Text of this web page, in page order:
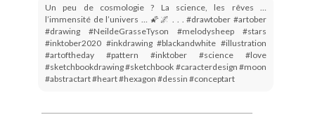
Un peu de cosmologie ? La science, les rêves …
l’immensité de l’univers … 🌠🌌 . . . #drawtober #artober
#drawing #NeildeGrasseTyson #melodysheep #stars
#inktober2020 #inkdrawing #blackandwhite #illustration
#artoftheday #pattern #inktober #science #love
#sketchbookdrawing #sketchbook #caracterdesign #moon
#abstractart #heart #hexagon #dessin #conceptart